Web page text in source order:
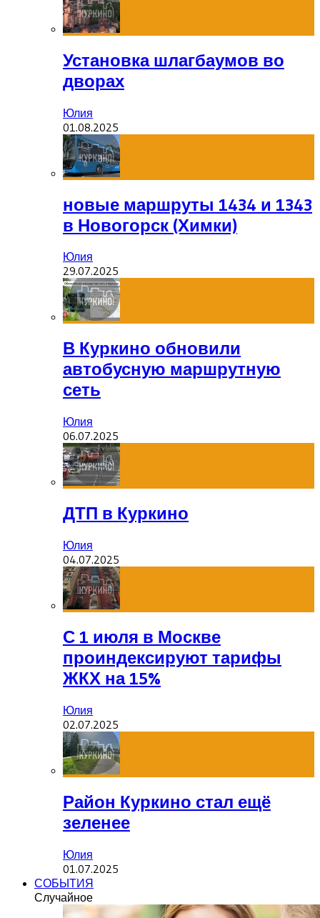
Установка шлагбаумов во
дворах
Юлия
01.08.2025
новые маршруты 1434 и 1343
в Новогорск (Химки)
Юлия
29.07.2025
В Куркино обновили
автобусную маршрутную
сеть
Юлия
06.07.2025
ДТП в Куркино
Юлия
04.07.2025
С 1 июля в Москве
проиндексируют тарифы
ЖКХ на 15%
Юлия
02.07.2025
Район Куркино стал ещё
зеленее
Юлия
01.07.2025
СОБЫТИЯ
Случайное